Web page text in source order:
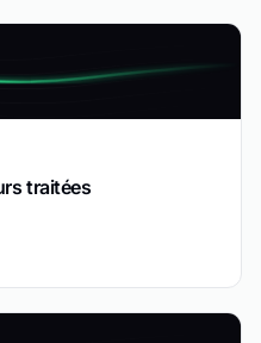
traitées